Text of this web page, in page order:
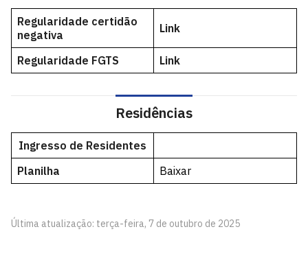
Regularidade certidão
negativa
Link
Regularidade FGTS Link
Residências
Ingresso de Residentes
Planilha
Baixar
Última atualização: terça-feira, 7 de outubro de 2025